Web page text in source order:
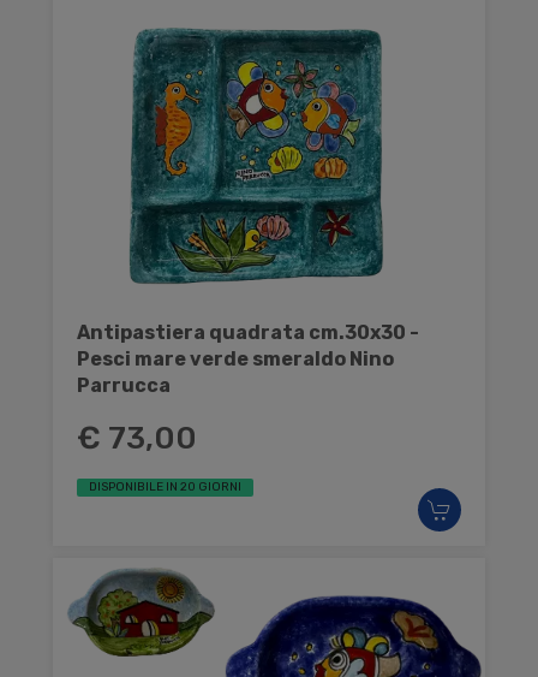
Antipastiera quadrata cm.30x30 -
Pesci mare verde smeraldo Nino
Parrucca
€ 73,00
DISPONIBILE IN 20 GIORNI